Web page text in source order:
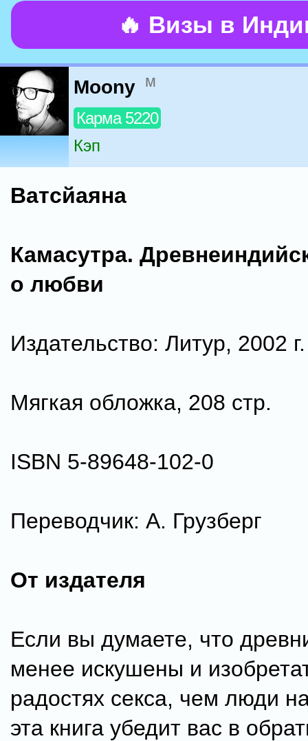
🔥 Визы в
Moony м
Карма 5220
Кэп
Ватсйаяна
Камасутра.
о любви
Издательство: Литур, 2002 г.
Мягкая обложка, 208 стр.
ISBN 5-89648-102-0
Переводчик: А. Грузберг
От издателя
Если вы думаете, что
менее искушены и
радостях секса, чем люди
эта книга убедит вас в